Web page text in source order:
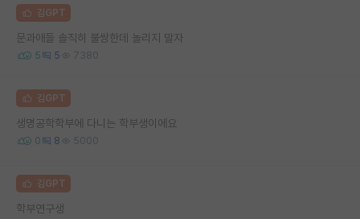
김GPT
문과애들 솔직히 불쌍한데 놀리지 말자
5 5 7380
김GPT
생명공학학부에 다니는 학부생이에요
0 8 5000
김GPT
학부연구생